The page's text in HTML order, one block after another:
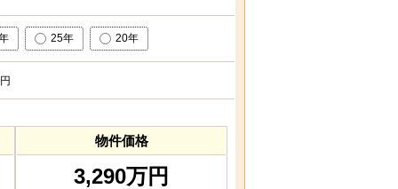
25年 20年
物件価格
3,290万円